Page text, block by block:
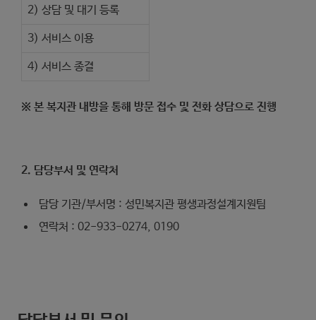
2) 상담 및 대기 등록
3) 서비스 이용
4) 서비스 종결
※ 본 복지관 내방을 통해 방문 접수 및 전화 상담으로 진행
2. 담당부서 및 연락처
담당 기관/부서명 : 성민복지관 평생과정설계지원팀
연락처 : 02-933-0274, 0190